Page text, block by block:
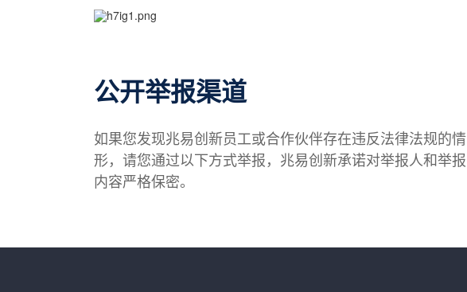
公开举报渠道
如果您发现兆易创新员工或合作伙伴存在违反法律法规的情
形，请您通过以下方式举报，兆易创新承诺对举报人和举报
内容严格保密。